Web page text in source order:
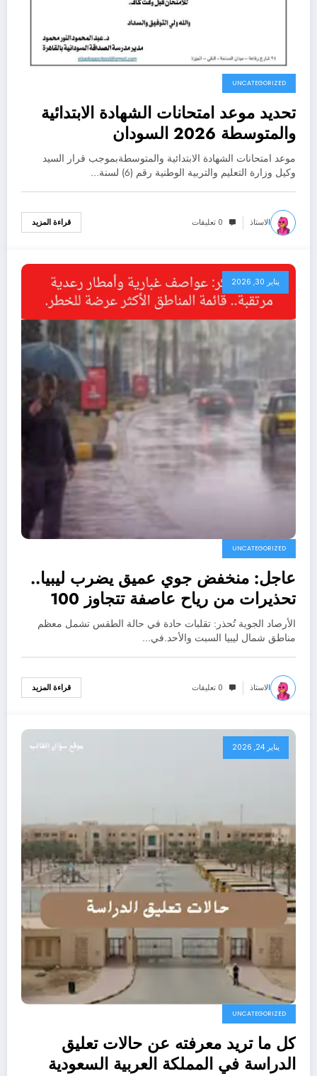
UNCATEGORIZED
تحديد موعد امتحانات الشهادة الابتدائية
والمتوسطة 2026 السودان
موعد امتحانات الشهادة الابتدائية والمتوسطةبموجب قرار السيد
وكيل وزارة التعليم والتربية الوطنية رقم (6) لسنة…
الاستاذ 0 تعليقات قراءة المزيد
يناير 30, 2026
UNCATEGORIZED
عاجل: منخفض جوي عميق يضرب ليبيا..
تحذيرات من رياح عاصفة تتجاوز 100
كم/ساعة
الأرصاد الجوية تُحذر: تقلبات حادة في حالة الطقس تشمل معظم
مناطق شمال ليبيا السبت والأحد.في…
الاستاذ 0 تعليقات قراءة المزيد
يناير 24, 2026
UNCATEGORIZED
كل ما تريد معرفته عن حالات تعليق
الدراسة في المملكة العربية السعودية